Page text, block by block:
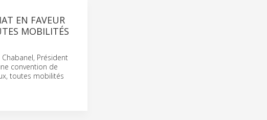
EN FAVEUR
MOBILITÉS
Président
convention de
toutes mobilités